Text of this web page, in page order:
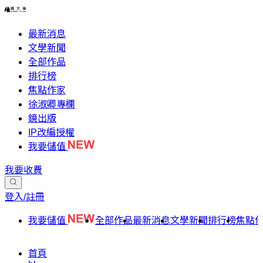
最新消息
文學新聞
全部作品
排行榜
焦點作家
徐淑卿專欄
鏡出版
IP改編授權
我要儲值
我要收費
登入/註冊
我要儲值 全部作品最新消息文學新聞排行榜焦點
首頁